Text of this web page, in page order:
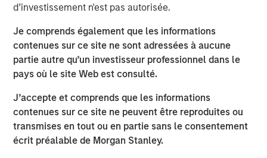
d’investissement n'est pas autorisée.
Je comprends également que les informations
contenues sur ce site ne sont adressées à aucune
partie autre qu’un investisseur professionnel dans le
pays où le site Web est consulté.
J’accepte et comprends que les informations
contenues sur ce site ne peuvent être reproduites ou
transmises en tout ou en partie sans le consentement
écrit préalable de Morgan Stanley.
The good news is that lower fossil fuel prices have
helped ease global inflation and provided economic relief
for consumers and businesses. Oil prices declined
through 2025 due to a growing supply glut, and we think
prices could remain moderate in 2026. That would keep
Lower energy input costs act like a tax cut for the global
economy, boosting consumption and freeing up
resources for growth. Even after recent price drops, oil